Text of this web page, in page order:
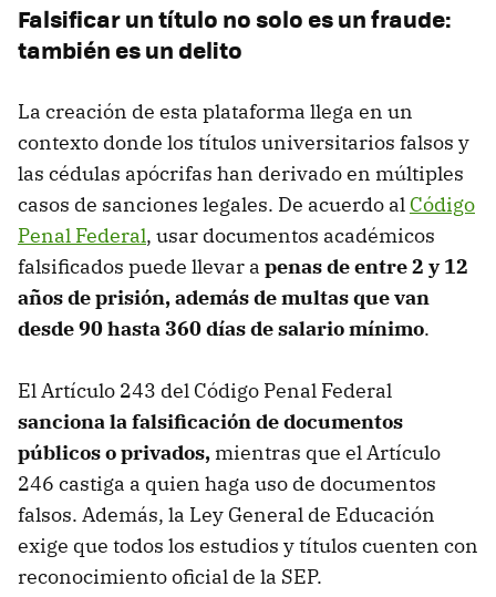
Falsificar un título no solo es un fraude:
también es un delito
La creación de esta plataforma llega en un
contexto donde los títulos universitarios falsos y
las cédulas apócrifas han derivado en múltiples
casos de sanciones legales. De acuerdo al Código
Penal Federal, usar documentos académicos
falsificados puede llevar a penas de entre 2 y 12
años de prisión, además de multas que van
desde 90 hasta 360 días de salario mínimo.
El Artículo 243 del Código Penal Federal
sanciona la falsificación de documentos
públicos o privados, mientras que el Artículo
246 castiga a quien haga uso de documentos
falsos. Además, la Ley General de Educación
exige que todos los estudios y títulos cuenten con
reconocimiento oficial de la SEP.